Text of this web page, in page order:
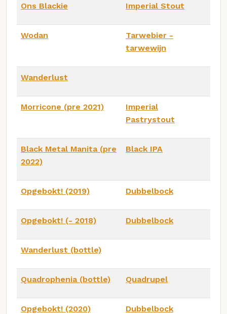
Ons Blackie Imperial Stout
Wodan
Tarwebier -
tarwewijn
Wanderlust
Morricone (pre 2021)
Imperial
Pastrystout
Black Metal Manita (pre
2022)
Black IPA
Opgebokt! (2019) Dubbelbock
Opgebokt! (- 2018) Dubbelbock
Wanderlust (bottle)
Quadrophenia (bottle) Quadrupel
Opgebokt! (2020) Dubbelbock